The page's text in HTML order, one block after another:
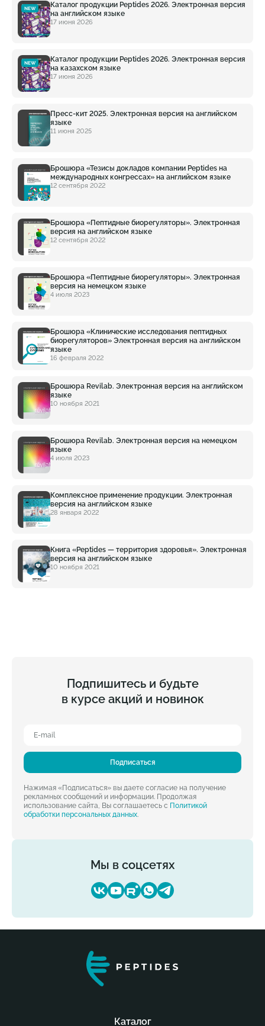
NEW
Каталог продукции Peptides 2026. Электронная версия
на английском языке
17 июня 2026
NEW
Каталог продукции Peptides 2026. Электронная версия
на казахском языке
17 июня 2026
Пресс-кит 2025. Электронная версия на английском
языке
11 июня 2025
Брошюра «Тезисы докладов компании Peptides на
международных конгрессах» на английском языке
12 сентября 2022
Брошюра «Пептидные биорегуляторы». Электронная
версия на английском языке
12 сентября 2022
Брошюра «Пептидные биорегуляторы». Электронная
версия на немецком языке
4 июля 2023
Брошюра «Клинические исследования пептидных
биорегуляторов» Электронная версия на английском
языке
16 февраля 2022
Брошюра Revilab. Электронная версия на английском
языке
10 ноября 2021
Брошюра Revilab. Электронная версия на немецком
языке
4 июля 2023
Комплексное применение продукции. Электронная
версия на английском языке
28 января 2022
Книга «Peptides — территория здоровья». Электронная
версия на английском языке
10 ноября 2021
Подпишитесь и будьте
в курсе акций и новинок
Подписаться
Нажимая «Подписаться» вы даете согласие на получение
рекламных сообщений и информации. Продолжая
использование сайта, Вы соглашаетесь с Политикой
обработки персональных данных.
Мы в соцсетях
Каталог